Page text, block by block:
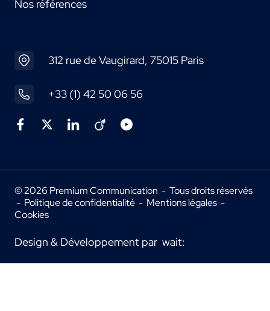
Nos références
312 rue de Vaugirard, 75015 Paris
+33 (1) 42 50 06 56
© 2026 Premium Communication - Tous droits réservés
- Politique de confidentialité - Mentions légales -
Cookies
Design & Développement par wait: